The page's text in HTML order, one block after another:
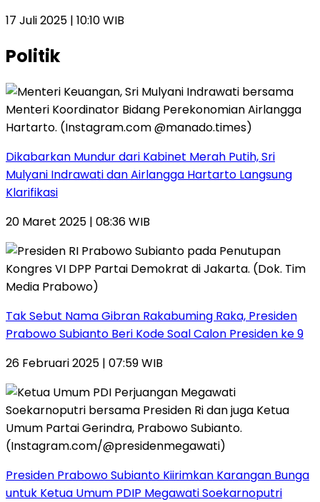
17 Juli 2025 | 10:10 WIB
Politik
Dikabarkan Mundur dari Kabinet Merah Putih, Sri
Mulyani Indrawati dan Airlangga Hartarto Langsung
Klarifikasi
20 Maret 2025 | 08:36 WIB
Tak Sebut Nama Gibran Rakabuming Raka, Presiden
Prabowo Subianto Beri Kode Soal Calon Presiden ke 9
26 Februari 2025 | 07:59 WIB
Presiden Prabowo Subianto Kiirimkan Karangan Bunga
untuk Ketua Umum PDIP Megawati Soekarnoputri